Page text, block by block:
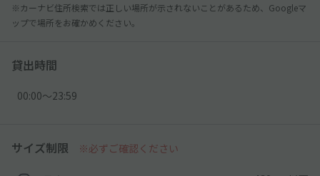
※カーナビ住所検索では正しい場所が示されないことがあるため、Googleマ
ップで場所をお確かめください。
貸出時間
00:00〜23:59
サイズ制限 ※必ずご確認ください